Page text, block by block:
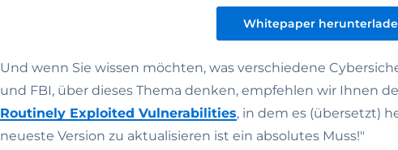
Whitepaper
Und wenn Sie wissen möchten, was verschiedene
und FBI, über dieses Thema denken, empfehlen wir Ihnen
Routinely Exploited Vulnerabilities, in dem es (übersetzt)
neueste Version zu aktualisieren ist ein absolutes Muss!"